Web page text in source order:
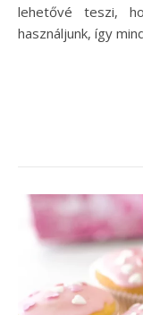
lehetővé teszi,
használjunk, így